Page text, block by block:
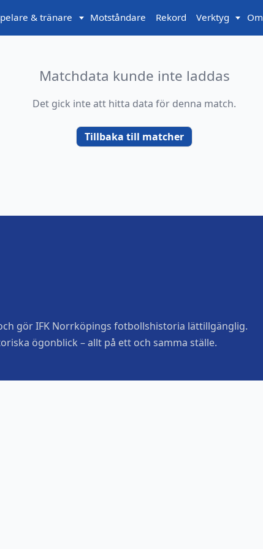
& tränare Motståndare Rekord Verktyg Om
Matchdata kunde inte laddas
Det gick inte att hitta data för denna match.
Tillbaka till matcher
gör IFK Norrköpings fotbollshistoria lättillgänglig.
ögonblick – allt på ett och samma ställe.